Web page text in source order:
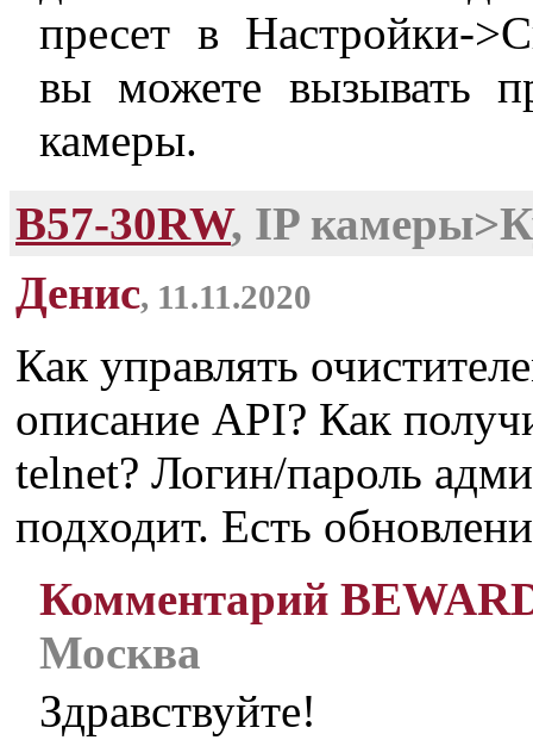
пресет в Настройки-
вы можете вызывать
камеры.
B57-30RW, IP
Денис, 11.11.2020
Как управлять
описание API? Как
telnet? Логин/пароль
подходит. Есть
Комментарий
Москва
Здравствуйте!